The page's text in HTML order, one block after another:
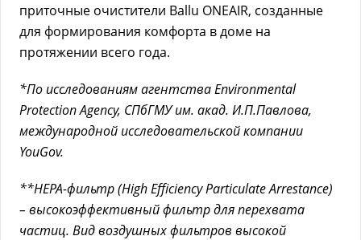
приточные очистители Ballu ONEAIR, созданные
для формирования комфорта в доме на
протяжении всего года.
*По исследованиям агентства Environmental
Protection Agency, СПбГМУ им. акад. И.П.Павлова,
международной исследовательской компании
YouGov.
**HEPA-фильтр (High Efficiency Particulate Arrestance)
– высокоэффективный фильтр для перехвата
частиц. Вид воздушных фильтров высокой